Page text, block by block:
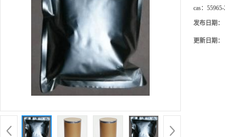
cas：
发布日期：
更新日期：